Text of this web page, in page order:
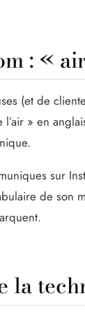
: «
(et de
» en
sur
de son
la